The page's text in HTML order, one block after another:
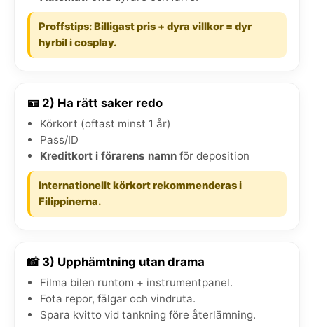
Proffstips: Billigast pris + dyra villkor = dyr
hyrbil i cosplay.
🪪 2) Ha rätt saker redo
Körkort (oftast minst 1 år)
Pass/ID
Kreditkort i förarens namn för deposition
Internationellt körkort rekommenderas i
Filippinerna.
📸 3) Upphämtning utan drama
Filma bilen runtom + instrumentpanel.
Fota repor, fälgar och vindruta.
Spara kvitto vid tankning före återlämning.